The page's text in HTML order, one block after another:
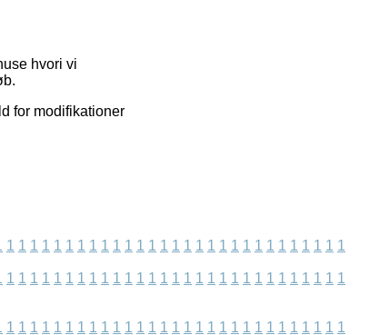
hvori vi
for modifikationer
1 1 1 1 1 1 1 1 1 1 1 1 1 1 1 1 1 1 1 1 1 1 1 1 1 1 1 1 1
1 1 1 1 1 1 1 1 1 1 1 1 1 1 1 1 1 1 1 1 1 1 1 1 1 1 1 1 1
1 1 1 1 1 1 1 1 1 1 1 1 1 1 1 1 1 1 1 1 1 1 1 1 1 1 1 1 1